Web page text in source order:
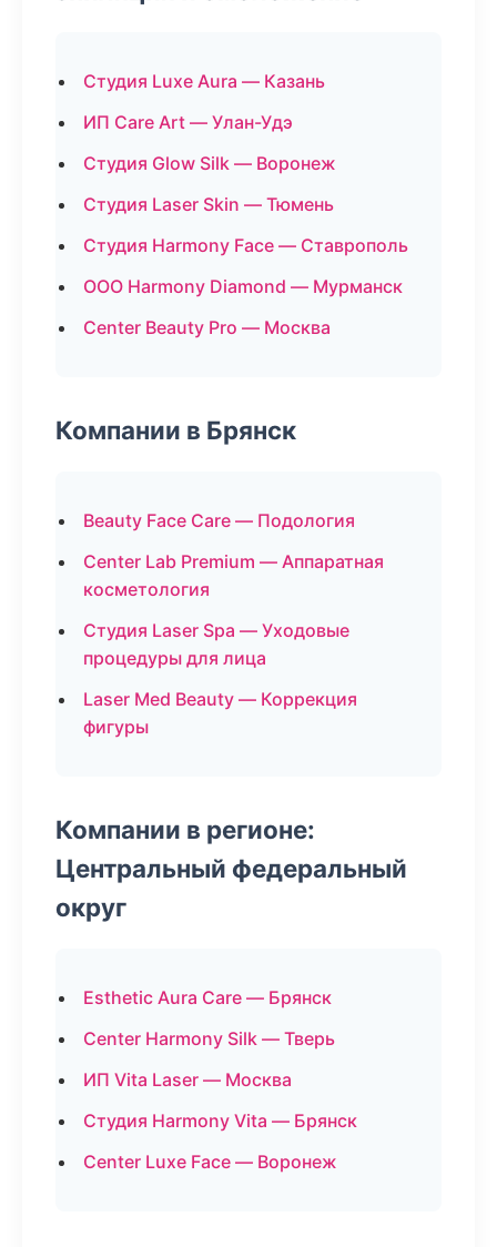
Студия Luxe Aura — Казань
ИП Care Art — Улан-Удэ
Студия Glow Silk — Воронеж
Студия Laser Skin — Тюмень
Студия Harmony Face — Ставрополь
ООО Harmony Diamond — Мурманск
Center Beauty Pro — Москва
Компании в Брянск
Beauty Face Care — Подология
Center Lab Premium — Аппаратная
косметология
Студия Laser Spa — Уходовые
процедуры для лица
Laser Med Beauty — Коррекция
фигуры
Компании в регионе:
Центральный федеральный
округ
Esthetic Aura Care — Брянск
Center Harmony Silk — Тверь
ИП Vita Laser — Москва
Студия Harmony Vita — Брянск
Center Luxe Face — Воронеж